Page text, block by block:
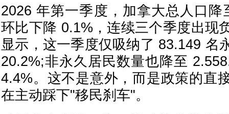
2026 年第一季度，加拿大总人口降
环比下降 0.1%，连续三个季度出现
显示，这一季度仅吸纳了 83.149 名
20.2%;非永久居民数量也降至
4.4%。这不是意外，而是政策的
在主动踩下"移民刹车"。